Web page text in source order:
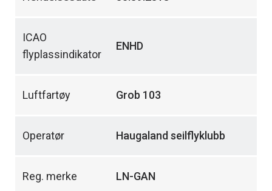
ICAO
flyplassindikator
ENHD
Luftfartøy Grob 103
Operatør Haugaland seilflyklubb
Reg. merke LN-GAN